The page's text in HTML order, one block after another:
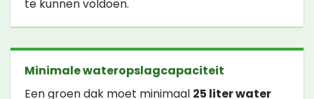
te kunnen voldoen.
Minimale wateropslagcapaciteit
Een groen dak moet minimaal 25 liter water